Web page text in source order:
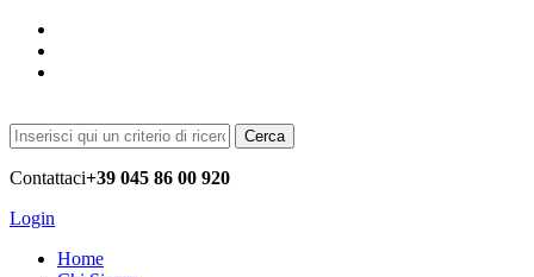
Cerca
Contattaci+39 045 86 00 920
Login
Home